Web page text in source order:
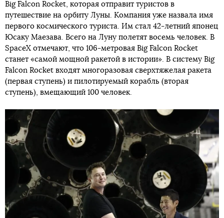
Big Falcon Rocket, которая отправит туристов в
путешествие на орбиту Луны. Компания уже назвала имя
первого космического туриста. Им стал 42-летний японец
Юсаку Маезава. Всего на Луну полетят восемь человек. В
SpaceX отмечают, что 106-метровая Big Falcon Rocket
станет «самой мощной ракетой в истории». В систему Big
Falcon Rocket входят многоразовая сверхтяжелая ракета
(первая ступень) и пилотируемый корабль (вторая
ступень), вмещающий 100 человек.